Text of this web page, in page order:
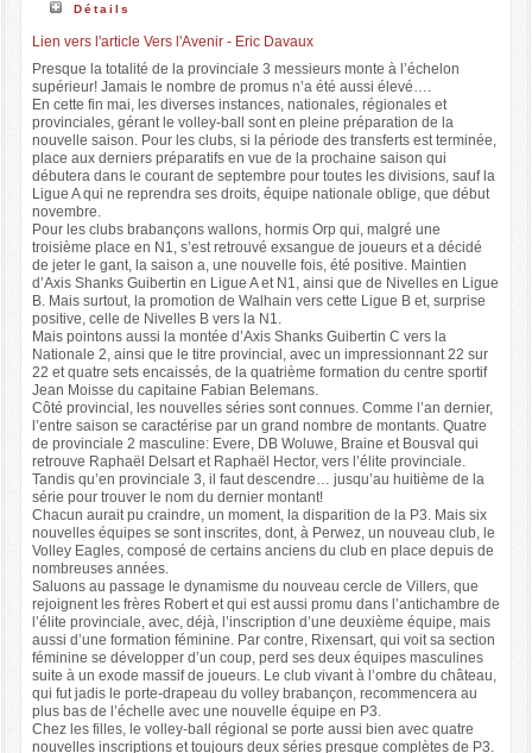
Détails
Lien vers l'article Vers l'Avenir - Eric Davaux
Presque la totalité de la provinciale 3 messieurs monte à l’échelon
supérieur! Jamais le nombre de promus n’a été aussi élevé….
En cette fin mai, les diverses instances, nationales, régionales et
provinciales, gérant le volley-ball sont en pleine préparation de la
nouvelle saison. Pour les clubs, si la période des transferts est terminée,
place aux derniers préparatifs en vue de la prochaine saison qui
débutera dans le courant de septembre pour toutes les divisions, sauf la
Ligue A qui ne reprendra ses droits, équipe nationale oblige, que début
novembre.
Pour les clubs brabançons wallons, hormis Orp qui, malgré une
troisième place en N1, s’est retrouvé exsangue de joueurs et a décidé
de jeter le gant, la saison a, une nouvelle fois, été positive. Maintien
d’Axis Shanks Guibertin en Ligue A et N1, ainsi que de Nivelles en Ligue
B. Mais surtout, la promotion de Walhain vers cette Ligue B et, surprise
positive, celle de Nivelles B vers la N1.
Mais pointons aussi la montée d’Axis Shanks Guibertin C vers la
Nationale 2, ainsi que le titre provincial, avec un impressionnant 22 sur
22 et quatre sets encaissés, de la quatrième formation du centre sportif
Jean Moisse du capitaine Fabian Belemans.
Côté provincial, les nouvelles séries sont connues. Comme l’an dernier,
l’entre saison se caractérise par un grand nombre de montants. Quatre
de provinciale 2 masculine: Evere, DB Woluwe, Braine et Bousval qui
retrouve Raphaël Delsart et Raphaël Hector, vers l’élite provinciale.
Tandis qu’en provinciale 3, il faut descendre… jusqu’au huitième de la
série pour trouver le nom du dernier montant!
Chacun aurait pu craindre, un moment, la disparition de la P3. Mais six
nouvelles équipes se sont inscrites, dont, à Perwez, un nouveau club, le
Volley Eagles, composé de certains anciens du club en place depuis de
nombreuses années.
Saluons au passage le dynamisme du nouveau cercle de Villers, que
rejoignent les frères Robert et qui est aussi promu dans l’antichambre de
l’élite provinciale, avec, déjà, l’inscription d’une deuxième équipe, mais
aussi d’une formation féminine. Par contre, Rixensart, qui voit sa section
féminine se développer d’un coup, perd ses deux équipes masculines
suite à un exode massif de joueurs. Le club vivant à l’ombre du château,
qui fut jadis le porte-drapeau du volley brabançon, recommencera au
plus bas de l’échelle avec une nouvelle équipe en P3.
Chez les filles, le volley-ball régional se porte aussi bien avec quatre
nouvelles inscriptions et toujours deux séries presque complètes de P3.